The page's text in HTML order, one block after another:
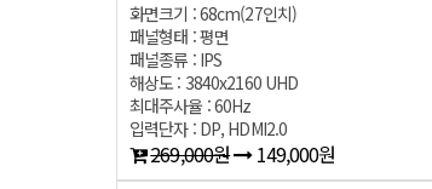
화면크기 : 68cm(27인치)
패널형태 : 평면
패널종류 : IPS
해상도 : 3840x2160 UHD
최대주사율 : 60Hz
입력단자 : DP, HDMI2.0
269,000원 149,000원